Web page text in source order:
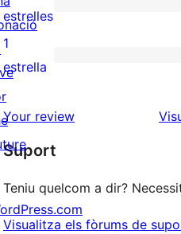
estrelles
de
3
estrelles
4
valoracions
de
estrelles
estrelles
33
de
1
estrelles
1
estrella
Your review
Suport
Teniu quelcom a dir?
Visualitza els fòrums de